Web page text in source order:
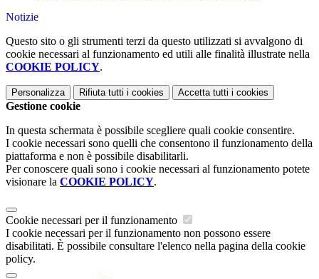
Notizie
Questo sito o gli strumenti terzi da questo utilizzati si avvalgono di
cookie necessari al funzionamento ed utili alle finalità illustrate nella
COOKIE POLICY.
Personalizza Rifiuta tutti i cookies Accetta tutti i cookies
Gestione cookie
In questa schermata è possibile scegliere quali cookie consentire.
I cookie necessari sono quelli che consentono il funzionamento della
piattaforma e non è possibile disabilitarli.
Per conoscere quali sono i cookie necessari al funzionamento potete
visionare la COOKIE POLICY.
Cookie necessari per il funzionamento
I cookie necessari per il funzionamento non possono essere
disabilitati. È possibile consultare l'elenco nella pagina della cookie
policy.